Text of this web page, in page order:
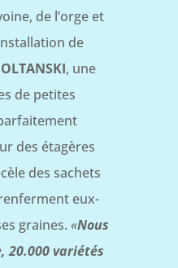
de l’orge et
de
, une
de petites
des étagères
des sachets
eux-
graines. «Nous
20.000 variétés